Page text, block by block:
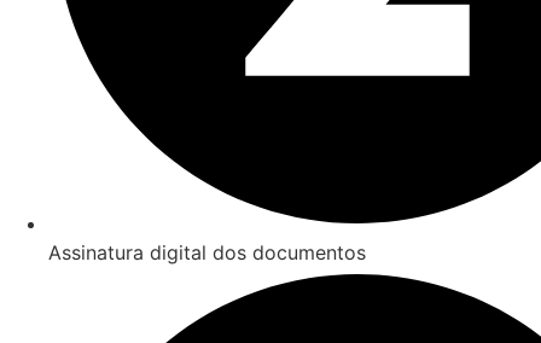
Assinatura digital dos documentos